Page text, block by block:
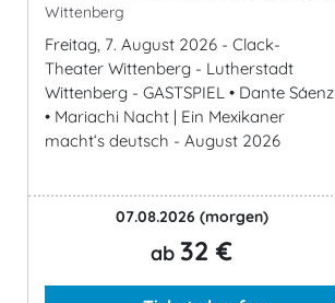
Wittenberg
Freitag, 7. August 2026 - Clack-
Theater Wittenberg - Lutherstadt
Wittenberg - GASTSPIEL • Dante Sáenz
• Mariachi Nacht | Ein Mexikaner
macht‘s deutsch - August 2026
07.08.2026 (morgen)
ab 32 €